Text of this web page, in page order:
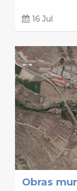
16 Jul
Obras